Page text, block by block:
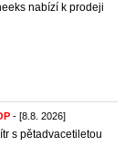
nabízí k prodeji
- [8.8. 2026]
s pětadvacetiletou